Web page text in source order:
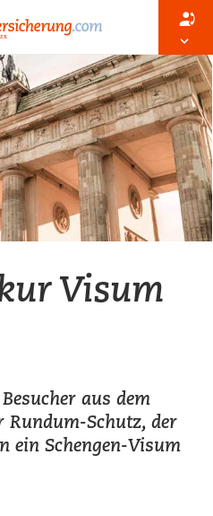
Visum
aus dem
Schutz, der
ein Schengen-Visum